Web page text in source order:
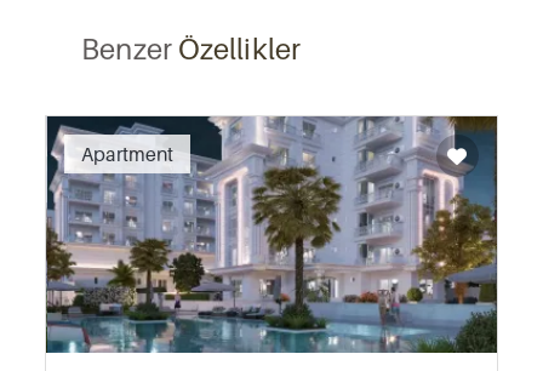
BenzerÖzellikler
Apartment
Recommended